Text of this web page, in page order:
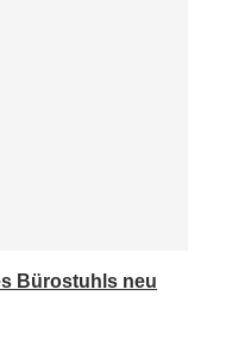
Bürostuhls neu